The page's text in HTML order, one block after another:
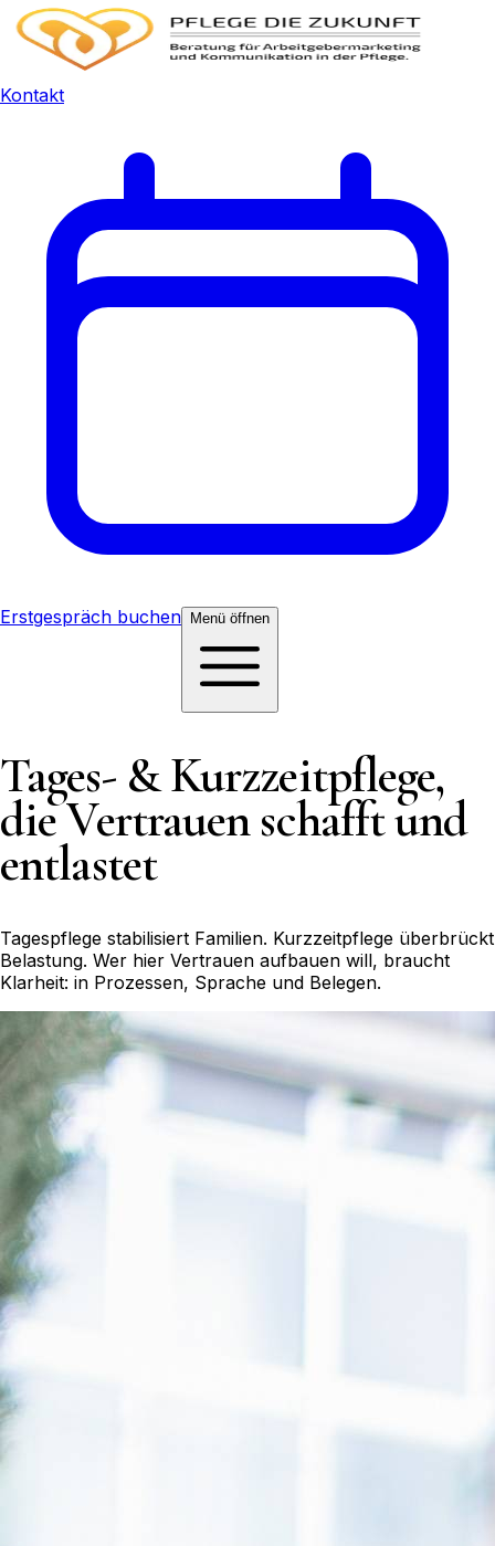
Kontakt
Erstgespräch buchen Menü öffnen
Tages- & Kurzzeitpflege,
die Vertrauen schafftund
entlastet
Tagespflege stabilisiert Familien. Kurzzeitpflege überbrückt
Belastung. Wer hier Vertrauen aufbauen will, braucht
Klarheit: in Prozessen, Sprache und Belegen.